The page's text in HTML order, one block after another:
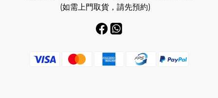
(如需上門取貨，請先預約)